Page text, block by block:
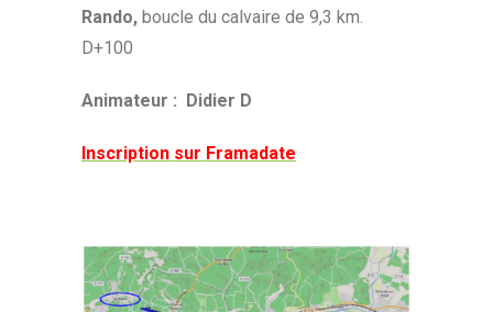
Rando, boucle du calvaire de 9,3 km.
D+100
Animateur : Didier D
Inscription sur Framadate